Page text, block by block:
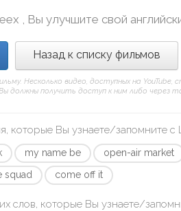
, Вы улучшите свой
Назад к списку фильмов
Несколько видео, доступных на
должны получить доступ к ним либо через
которые Вы узнаете/запомните с
my name be open-air market
squad come off it
слов, которые Вы узнаете/